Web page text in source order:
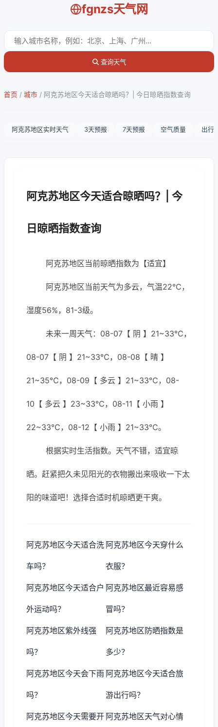
fgnzs天气网
查询天气
首页 / 城市 / 阿克苏地区今天适合晾晒吗？| 今日晾晒指数查询
阿克苏地区实时天气 3天预报 7天预报 空气质量 出行
阿克苏地区今天适合晾晒吗？| 今
日晾晒指数查询
阿克苏地区当前晾晒指数为【适宜】
阿克苏地区当前天气为多云，气温22℃，
湿度56%，81-3级。
未来一周天气：08-07【 阴 】21~33℃，
08-07【 阴 】21~33℃，08-08【 晴 】
21~35℃，08-09【 多云 】21~33℃，08-
10【 多云 】23~33℃，08-11【 小雨 】
22~33℃，08-12【 小雨 】21~33℃。
根据实时生活指数。天气不错，适宜晾
晒。赶紧把久未见阳光的衣物搬出来吸收一下太
阳的味道吧！选择合适时机晾晒更干爽。
阿克苏地区今天适合洗
车吗？
阿克苏地区今天穿什么
衣服？
阿克苏地区今天适合户
外运动吗？
阿克苏地区最近容易感
冒吗？
阿克苏地区紫外线强
吗？
阿克苏地区防晒指数是
多少？
阿克苏地区今天会下雨
吗？
阿克苏地区今天适合旅
游出行吗？
阿克苏地区今天需要开 阿克苏地区天气对心情